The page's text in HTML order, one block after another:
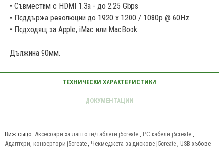
• Съвместим с HDMI 1.3a - до 2.25 Gbps
• Поддържа резолюции до 1920 x 1200 / 1080p @ 60Hz
• Подходящ за Apple, iMac или MacBook
Дължина 90мм.
Виж също: Аксесоари за лаптопи/таблети j5create , PC кабели j5create ,
Адаптери, конвертори j5create , Чекмеджета за дискове j5create , USB хъбове